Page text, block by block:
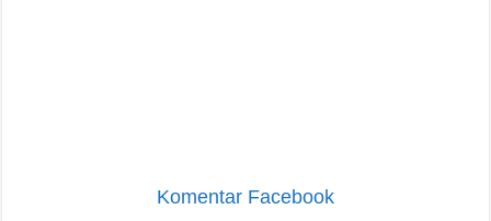
Komentar Facebook